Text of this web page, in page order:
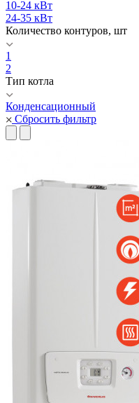
10-24 кВт
24-35 кВт
Количество контуров, шт
1
2
Тип котла
Конденсационный
Сбросить фильтр